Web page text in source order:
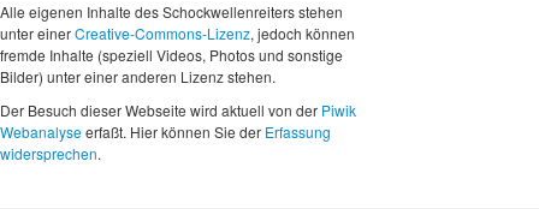
Alle eigenen Inhalte des Schockwellenreiters stehen
unter einerCreative-Commons-Lizenz, jedoch können
fremde Inhalte (speziell Videos, Photos und sonstige
Bilder) unter einer anderen Lizenz stehen.
Der Besuch dieser Webseite wird aktuell von der Piwik
Webanalyseerfaßt. Hier können Sie der Erfassung
widersprechen.